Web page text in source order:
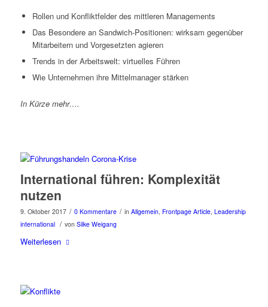
Rollen und Konfliktfelder des mittleren Managements
Das Besondere an Sandwich-Positionen: wirksam gegenüber
Mitarbeitern und Vorgesetzten agieren
Trends in der Arbeitswelt: virtuelles Führen
Wie Unternehmen ihre Mittelmanager stärken
In Kürze mehr….
International führen: Komplexität
nutzen
9. Oktober 2017 / 0 Kommentare / in Allgemein, Frontpage Article, Leadership
international / von Silke Weigang
Weiterlesen